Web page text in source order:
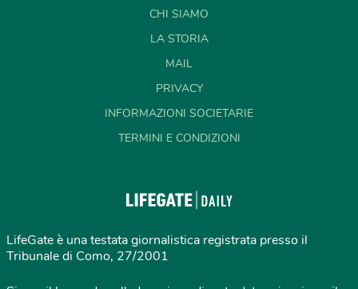
CHI SIAMO
LA STORIA
MAIL
PRIVACY
INFORMAZIONI SOCIETARIE
TERMINI E CONDIZIONI
LifeGate è una testata giornalistica registrata presso il
Tribunale di Como, 27/2001